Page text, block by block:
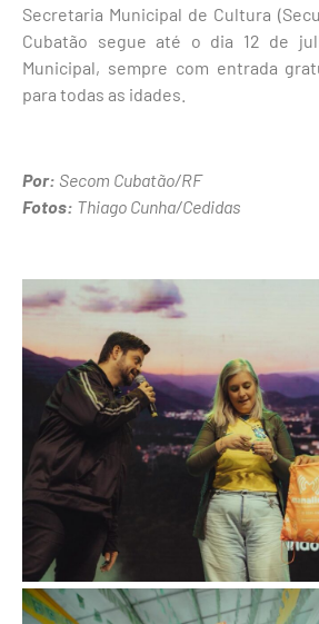
Secretaria Municipal de Cultura
Cubatão segue até o dia 12 de
Municipal, sempre com entrada
para todas as idades.
Por: Secom Cubatão/RF
Fotos: Thiago Cunha/Cedidas